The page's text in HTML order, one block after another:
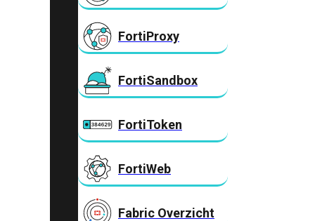
FortiProxy
FortiSandbox
FortiToken
FortiWeb
Fabric Overzicht